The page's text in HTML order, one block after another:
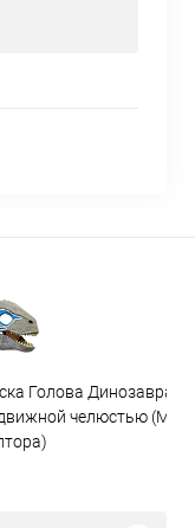
Голова Динозавра с
челюстью